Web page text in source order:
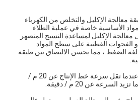
معالجة الإكليل والتخلص من الكهرباء
الأساسية.خاصة في عملية الطلاء
معالجة الإكليل لمساعدة النسيج المنصهر
الفجوات القطنية على سطح المواد
الضغط ، مما يحسن الالتصاق بين طبقة
سيتوقف علاج كورونا عندما تقل سرعة خط الإنتاج عن 20 م /
السرعة عن 20 م / دقيقة.